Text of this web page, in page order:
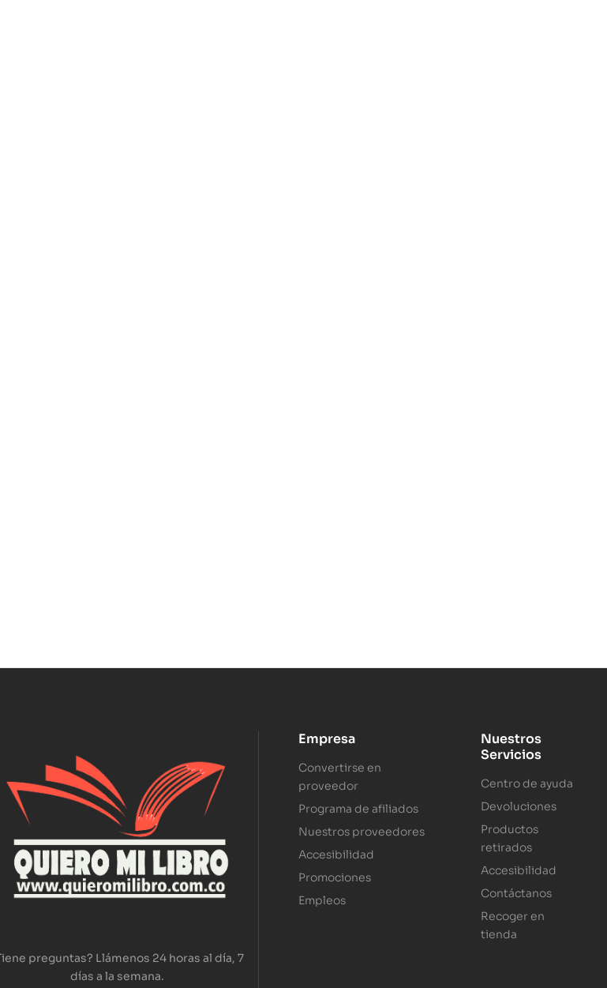
preguntas? Llámenos 24 horas al día, 7
días a la semana.
Empresa
Convertirse en
proveedor
Programa de afiliados
Nuestros proveedores
Accesibilidad
Promociones
Empleos
Nuestros
Servicios
Centro de ayuda
Devoluciones
Productos
retirados
Accesibilidad
Contáctanos
Recoger en
tienda